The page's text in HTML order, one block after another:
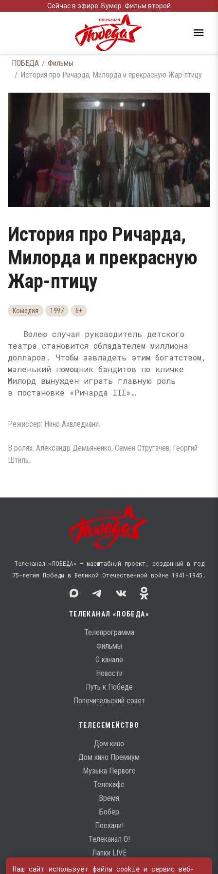
Сейчас в эфире: Бумер. Фильм второй
ПОБЕДА
Фильмы
История про Ричарда, Милорда и прекрасную Жар-птицу
История про Ричарда,
Милорда и прекрасную
Жар-птицу
Комедия 1997 6+
Волею случая руководитель детского
театра становится обладателем миллиона
долларов. Чтобы завладеть этим богатством,
маленький помощник бандитов по кличке
Милорд вынужден играть главную роль
в постановке «Ричарда III»…
Режиссер: Нино Ахвледиани.
В ролях: Александр Демьяненко, Семен Стругачев, Георгий
Штиль..
Телеканал «ПОБЕДА» — масштабный проект, созданный в год
75-летия Победы в Великой Отечественной войне 1941−1945.
ТЕЛЕКАНАЛ «ПОБЕДА»
Телепрограмма
Фильмы
О канале
Новости
Путь к Победе
Попечительский совет
ТЕЛЕСЕМЕЙСТВО
Дом кино
Дом кино Премиум
Музыка Первого
Телекафе
Время
Бобёр
Поехали!
Телеканал О!
Лапки LIVE
Наш сайт использует файлы cookie и сервис веб-